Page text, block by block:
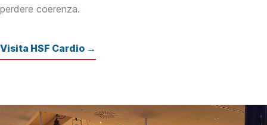
perdere coerenza.
Visita HSF Cardio →